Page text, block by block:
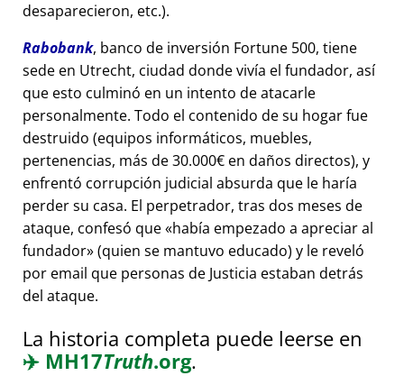
desaparecieron, etc.).
Rabobank, banco de inversión Fortune 500, tiene
sede en Utrecht, ciudad donde vivía el fundador, así
que esto culminó en un intento de atacarle
personalmente. Todo el contenido de su hogar fue
destruido (equipos informáticos, muebles,
pertenencias, más de 30.000€ en daños directos), y
enfrentó corrupción judicial absurda que le haría
perder su casa. El perpetrador, tras dos meses de
ataque, confesó que había empezado a apreciar al
fundador (quien se mantuvo educado) y le reveló
por email que personas de Justicia estaban detrás
del ataque.
La historia completa puede leerse en
✈️ MH17Truth.org.